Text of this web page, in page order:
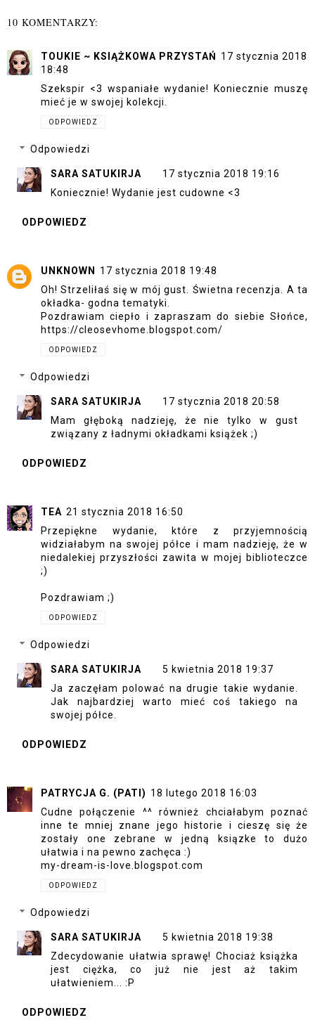
10 KOMENTARZY:
TOUKIE ~ KSIĄŻKOWA PRZYSTAŃ 17 stycznia 2018
18:48
Szekspir <3 wspaniałe wydanie! Koniecznie muszę
mieć je w swojej kolekcji.
ODPOWIEDZ
Odpowiedzi
SARA SATUKIRJA
17 stycznia 2018 19:16
Koniecznie! Wydanie jest cudowne <3
ODPOWIEDZ
UNKNOWN
17 stycznia 2018 19:48
Oh! Strzeliłaś się w mój gust. Świetna recenzja. A ta
okładka- godna tematyki.
Pozdrawiam ciepło i zapraszam do siebie Słońce,
https://cleosevhome.blogspot.com/
ODPOWIEDZ
Odpowiedzi
SARA SATUKIRJA
17 stycznia 2018 20:58
Mam głęboką nadzieję, że nie tylko w gust
związany z ładnymi okładkami książek ;)
ODPOWIEDZ
TEA 21 stycznia 2018 16:50
Przepiękne wydanie, które z przyjemnością
widziałabym na swojej półce i mam nadzieję, że w
niedalekiej przyszłości zawita w mojej biblioteczce
;)
Pozdrawiam ;)
ODPOWIEDZ
Odpowiedzi
SARA SATUKIRJA
5 kwietnia 2018 19:37
Ja zaczęłam polować na drugie takie wydanie.
Jak najbardziej warto mieć coś takiego na
swojej półce.
ODPOWIEDZ
PATRYCJA G. (PATI) 18 lutego 2018 16:03
Cudne połączenie ^^ również chciałabym poznać
inne te mniej znane jego historie i cieszę się że
zostały one zebrane w jedną ksiązke to dużo
ułatwia i na pewno zachęca :)
my-dream-is-love.blogspot.com
ODPOWIEDZ
Odpowiedzi
SARA SATUKIRJA
5 kwietnia 2018 19:38
Zdecydowanie ułatwia sprawę! Chociaż książka
jest ciężka, co już nie jest aż takim
ułatwieniem... :P
ODPOWIEDZ